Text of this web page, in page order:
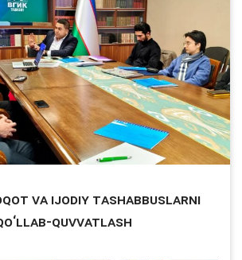
va ijodiy tashabbuslarni
quvvatlash